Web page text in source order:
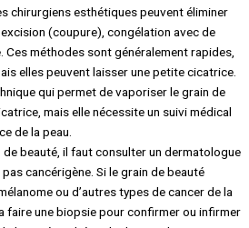
chirurgiens esthétiques peuvent éliminer
(coupure), congélation avec de
Ces méthodes sont généralement rapides,
elles peuvent laisser une petite cicatrice.
qui permet de vaporiser le grain de
mais elle nécessite un suivi médical
de la peau.
de beauté, il faut consulter un dermatologue
pas cancérigène. Si le grain de beauté
ou d’autres types de cancer de la
faire une biopsie pour confirmer ou infirmer